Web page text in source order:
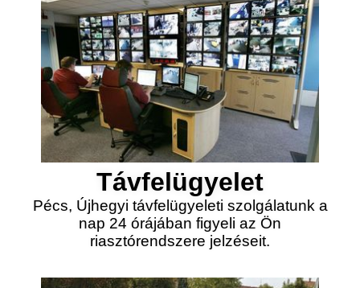
Távfelügyelet
Pécs, Újhegyi távfelügyeleti szolgálatunk a
nap 24 órájában figyeli az Ön
riasztórendszere jelzéseit.